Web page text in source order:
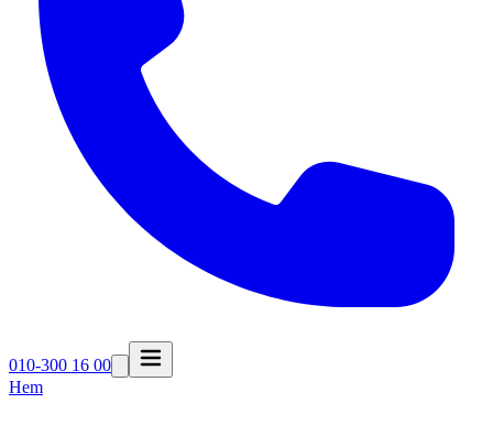
010-300 16 00
Hem